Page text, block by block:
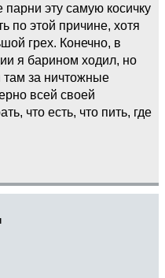
эту самую косичку
по этой причине, хотя
грех. Конечно, в
я барином ходил, но
там за ничтожные
всей своей
что есть, что пить, где